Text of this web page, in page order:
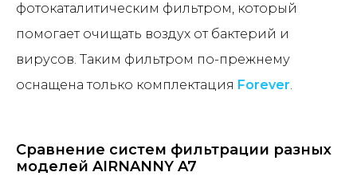
фотокаталитическим фильтром, который
помогает очищать воздух от бактерий и
вирусов. Таким фильтром по-прежнему
оснащена только комплектация Forever.
Сравнение систем фильтрации разных
моделей AIRNANNY A7